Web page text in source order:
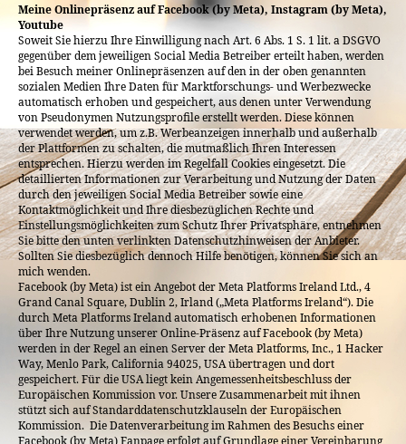
Meine Onlinepräsenz auf Facebook (by Meta), Instagram (by Meta),
Youtube
Soweit Sie hierzu Ihre Einwilligung nach Art. 6 Abs. 1 S. 1 lit. a DSGVO
gegenüber dem jeweiligen Social Media Betreiber erteilt haben, werden
bei Besuch meiner Onlinepräsenzen auf den in der oben genannten
sozialen Medien Ihre Daten für Marktforschungs- und Werbezwecke
automatisch erhoben und gespeichert, aus denen unter Verwendung
von Pseudonymen Nutzungsprofile erstellt werden. Diese können
verwendet werden, um z.B. Werbeanzeigen innerhalb und außerhalb
der Plattformen zu schalten, die mutmaßlich Ihren Interessen
entsprechen. Hierzu werden im Regelfall Cookies eingesetzt. Die
detaillierten Informationen zur Verarbeitung und Nutzung der Daten
durch den jeweiligen Social Media Betreiber sowie eine
Kontaktmöglichkeit und Ihre diesbezüglichen Rechte und
Einstellungsmöglichkeiten zum Schutz Ihrer Privatsphäre, entnehmen
Sie bitte den unten verlinkten Datenschutzhinweisen der Anbieter.
Sollten Sie diesbezüglich dennoch Hilfe benötigen, können Sie sich an
mich wenden.
Facebook (by Meta) ist ein Angebot der Meta Platforms Ireland Ltd., 4
Grand Canal Square, Dublin 2, Irland („Meta Platforms Ireland“). Die
durch Meta Platforms Ireland automatisch erhobenen Informationen
über Ihre Nutzung unserer Online-Präsenz auf Facebook (by Meta)
werden in der Regel an einen Server der Meta Platforms, Inc., 1 Hacker
Way, Menlo Park, California 94025, USA übertragen und dort
gespeichert. Für die USA liegt kein Angemessenheitsbeschluss der
Europäischen Kommission vor. Unsere Zusammenarbeit mit ihnen
stützt sich auf Standarddatenschutzklauseln der Europäischen
Kommission. Die Datenverarbeitung im Rahmen des Besuchs einer
Facebook (by Meta) Fanpage erfolgt auf Grundlage einer Vereinbarung